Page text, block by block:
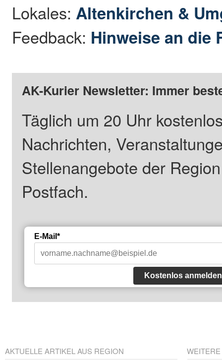
Lokales: Altenkirchen &
Feedback: Hinweise an die
AK-Kurier Newsletter: Immer
Täglich um 20 Uhr
Nachrichten,
Stellenangebote der
Postfach.
E-Mail*
Kostenlos anmelden
AKTUELLE ARTIKEL AUS REGION